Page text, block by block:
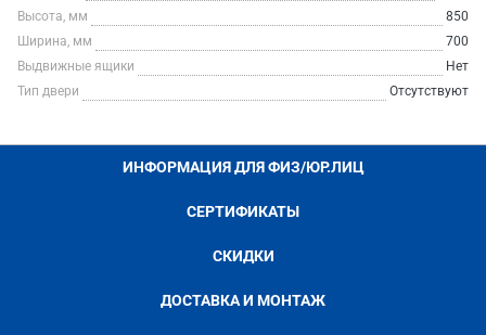
Высота, мм
850
Ширина, мм
700
Выдвижные ящики
Нет
Тип двери
Отсутствуют
ИНФОРМАЦИЯ ДЛЯ ФИЗ/ЮР.ЛИЦ
СЕРТИФИКАТЫ
СКИДКИ
ДОСТАВКА И МОНТАЖ